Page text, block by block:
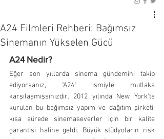
A24 Filmleri Rehberi: Bağımsız
Sinemanın Yükselen Gücü
A24 Nedir?
Eğer son yıllarda sinema gündemini takip
ediyorsanız, "A24" ismiyle mutlaka
karşılaşmışsınızdır. 2012 yılında New York'ta
kurulan bu bağımsız yapım ve dağıtım şirketi,
kısa sürede sinemaseverler için bir kalite
garantisi haline geldi. Büyük stüdyoların risk